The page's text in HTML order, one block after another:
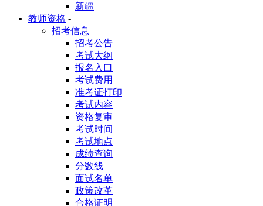
新疆
教师资格 -
招考信息
招考公告
考试大纲
报名入口
考试费用
准考证打印
考试内容
资格复审
考试时间
考试地点
成绩查询
分数线
面试名单
政策改革
合格证明